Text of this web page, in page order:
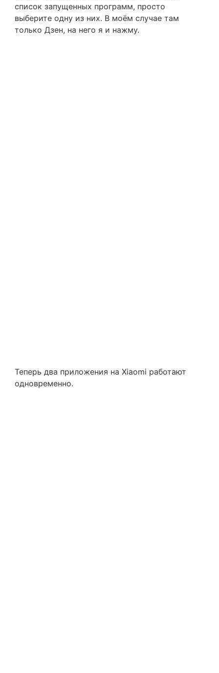
список запущенных программ, просто
выберите одну из них. В моём случае там
только Дзен, на него я и нажму.
Теперь два приложения на Xiaomi работают
одновременно.